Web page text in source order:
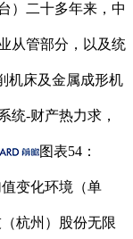
）二十多年来，中
从管部分，以及统
机床及金属成形机
统-财产热力求，
图表54：
变化环境（单
杭州）股份无限